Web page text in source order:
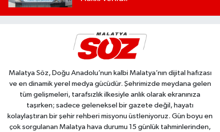
Malatya Söz, Doğu Anadolu’nun kalbi Malatya’nın dijital hafızası
ve en dinamik yerel medya gücüdür. Şehrimizde meydana gelen
tüm gelişmeleri, tarafsızlık ilkesiyle anlık olarak ekranınıza
taşırken; sadece geleneksel bir gazete değil, hayatı
kolaylaştıran bir şehir rehberi misyonu üstleniyoruz. Gün boyu en
çok sorgulanan Malatya hava durumu 15 günlük tahminlerinden,